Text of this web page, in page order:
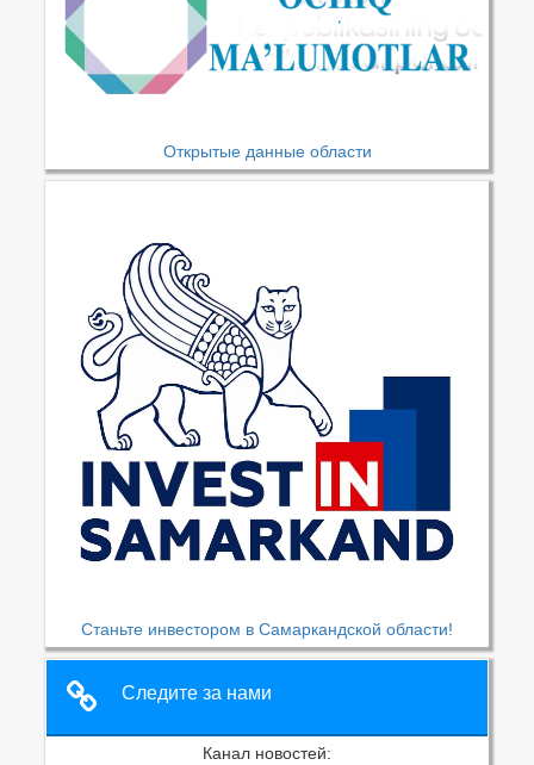
Открытые данные области
Станьте инвестором в Самаркандской области!
Следите за нами
Канал новостей: